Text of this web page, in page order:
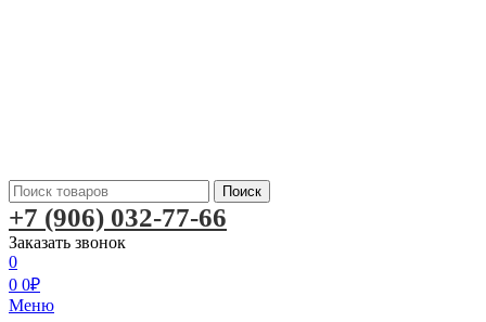
Поиск
+7 (906) 032-77-66
Заказать звонок
0
0 0₽
Меню